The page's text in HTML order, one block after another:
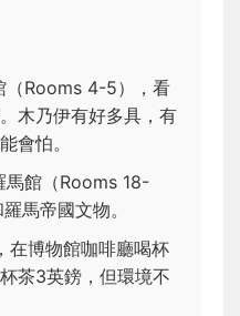
（Rooms 4-5），看
木乃伊有好多具，有
會怕。
馬館（Rooms 18-
馬帝國文物。
在博物館咖啡廳喝杯
茶3英鎊，但環境不